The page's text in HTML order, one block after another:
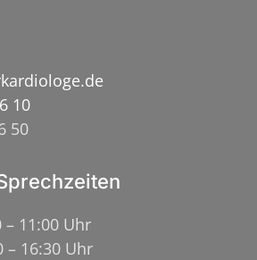
10
50
11:00 Uhr
16:30 Uhr